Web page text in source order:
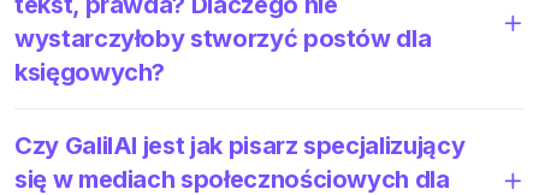
wystarczyłoby stworzyć postów dla
księgowych?
Czy GalilAI jest jak pisarz specjalizujący
się w mediach społecznościowych dla